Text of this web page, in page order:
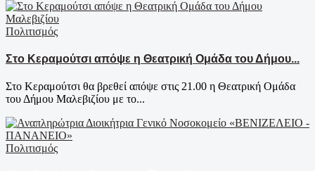
Πολιτισμός
Στο Κεραμούτσι απόψε η Θεατρική Ομάδα του Δήμου...
Στο Κεραμούτσι θα βρεθεί απόψε στις 21.00 η Θεατρική Ομάδα
του Δήμου Μαλεβιζίου με το...
Πολιτισμός